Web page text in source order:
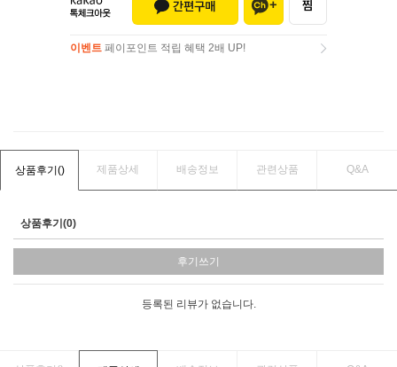
이벤트 페이포인트 적립 혜택 2배 UP!
상품후기() 제품상세 배송정보 관련상품 Q&A
상품후기(0)
후기쓰기
등록된 리뷰가 없습니다.